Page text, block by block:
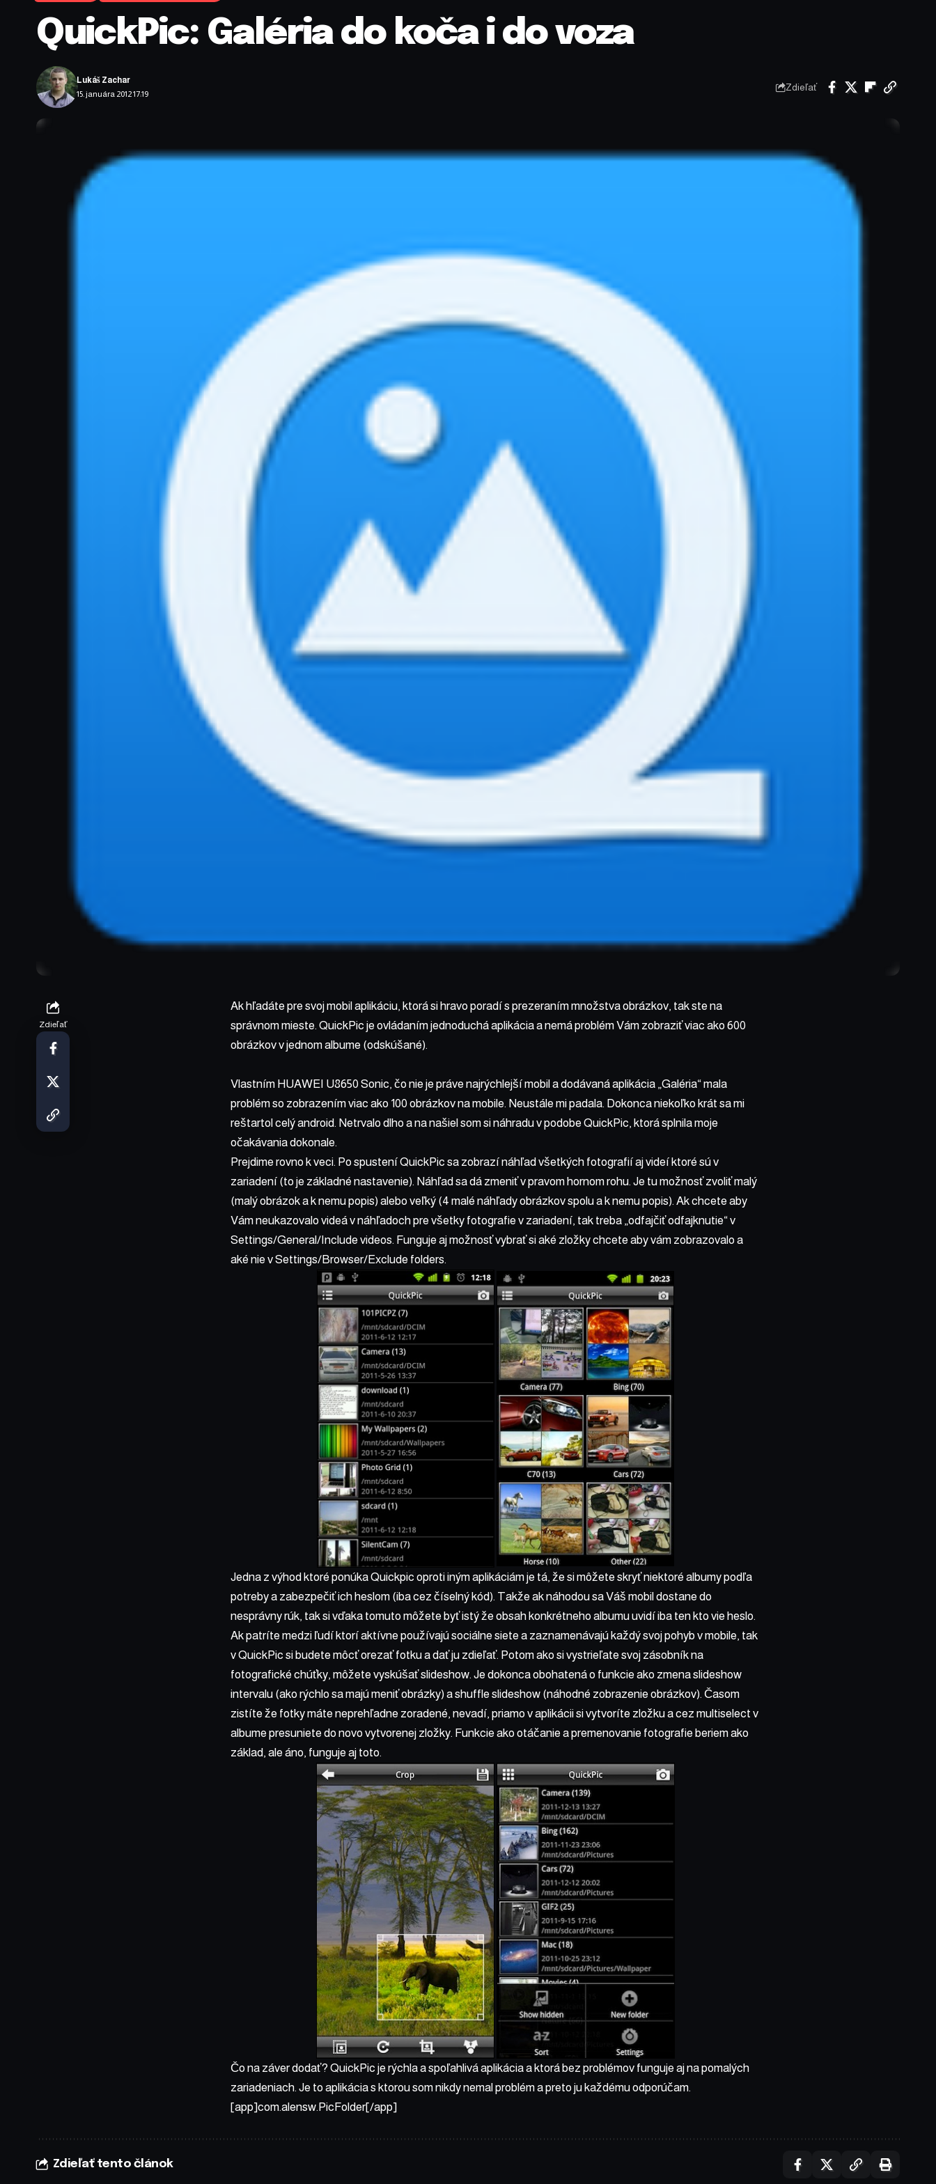
QuickPic: Galéria do koča i do voza
15. januára 2012 17:19
Lukáš Zachar
Zdieľať
Zdieľať
Ak hľadáte pre svoj mobil aplikáciu, ktorá si hravo poradí s prezeraním množstva obrázkov, tak ste na
správnom mieste. QuickPic je ovládaním jednoduchá aplikácia a nemá problém Vám zobraziť viac ako 600
obrázkov v jednom albume (odskúšané).
Vlastním HUAWEI U8650 Sonic, čo nie je práve najrýchlejší mobil a dodávaná aplikácia „Galéria“ mala
problém so zobrazením viac ako 100 obrázkov na mobile. Neustále mi padala. Dokonca niekoľko krát sa mi
reštartol celý android. Netrvalo dlho a na našiel som si náhradu v podobe QuickPic, ktorá splnila moje
očakávania dokonale.
Prejdime rovno k veci. Po spustení QuickPic sa zobrazí náhľad všetkých fotografií aj videí ktoré sú v
zariadení (to je základné nastavenie). Náhľad sa dá zmeniť v pravom hornom rohu. Je tu možnosť zvoliť malý
(malý obrázok a k nemu popis) alebo veľký (4 malé náhľady obrázkov spolu a k nemu popis). Ak chcete aby
Vám neukazovalo videá v náhľadoch pre všetky fotografie v zariadení, tak treba „odfajčiť odfajknutie“ v
Settings/General/Include videos. Funguje aj možnosť vybrať si aké zložky chcete aby vám zobrazovalo a
aké nie v Settings/Browser/Exclude folders.
Jedna z výhod ktoré ponúka Quickpic oproti iným aplikáciám je tá, že si môžete skryť niektoré albumy podľa
potreby a zabezpečiť ich heslom (iba cez číselný kód). Takže ak náhodou sa Váš mobil dostane do
nesprávny rúk, tak si vďaka tomuto môžete byť istý že obsah konkrétneho albumu uvidí iba ten kto vie heslo.
Ak patríte medzi ľudí ktorí aktívne používajú sociálne siete a zaznamenávajú každý svoj pohyb v mobile, tak
v QuickPic si budete môcť orezať fotku a dať ju zdieľať. Potom ako si vystrieľate svoj zásobník na
fotografické chúťky, môžete vyskúšať slideshow. Je dokonca obohatená o funkcie ako zmena slideshow
intervalu (ako rýchlo sa majú meniť obrázky) a shuffle slideshow (náhodné zobrazenie obrázkov). Časom
zistíte že fotky máte neprehľadne zoradené, nevadí, priamo v aplikácii si vytvoríte zložku a cez multiselect v
albume presuniete do novo vytvorenej zložky. Funkcie ako otáčanie a premenovanie fotografie beriem ako
základ, ale áno, funguje aj toto.
Čo na záver dodať? QuickPic je rýchla a spoľahlivá aplikácia a ktorá bez problémov funguje aj na pomalých
zariadeniach. Je to aplikácia s ktorou som nikdy nemal problém a preto ju každému odporúčam.
[app]com.alensw.PicFolder[/app]
Zdieľať tento článok